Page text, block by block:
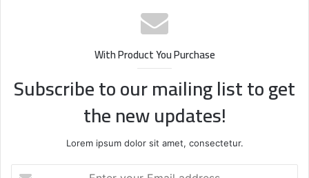
With Product You Purchase
Subscribe to our mailing list to get
the new updates!
Lorem ipsum dolor sit amet, consectetur.